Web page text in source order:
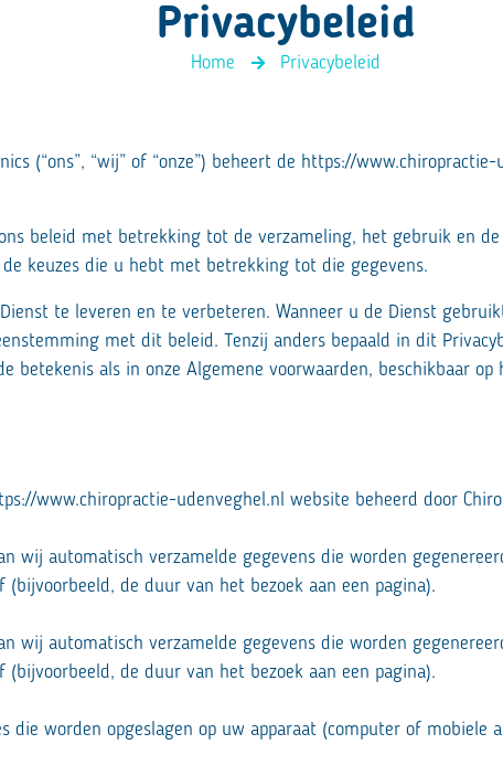
Privacybeleid
Home Privacybeleid
(“ons”, “wij” of “onze”) beheert de https://
beleid met betrekking tot de verzameling, het gebruik en
keuzes die u hebt met betrekking tot die gegevens.
te leveren en te verbeteren. Wanneer u de Dienst
met dit beleid. Tenzij anders bepaald in dit
betekenis als in onze Algemene voorwaarden, beschikbaar
www.chiropractie-udenveghel.nl website beheerd door
wij automatisch verzamelde gegevens die worden
de duur van het bezoek aan een pagina).
wij automatisch verzamelde gegevens die worden
de duur van het bezoek aan een pagina).
die worden opgeslagen op uw apparaat (computer of mobiele